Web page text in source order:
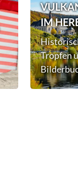
IM
Tropfen